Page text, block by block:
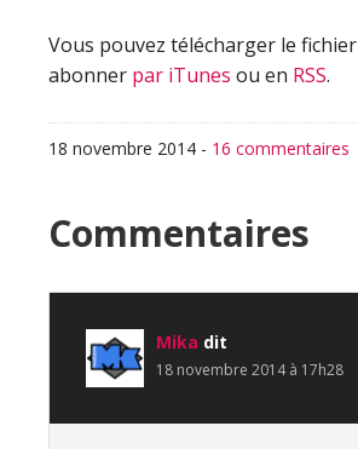
Vous pouvez télécharger le fichier
abonner par iTunes ou en RSS.
18 novembre 2014 - 16 commentaires
Interactions
du
lecteur
Commentaires
Mika dit
18 novembre 2014 à 17h28